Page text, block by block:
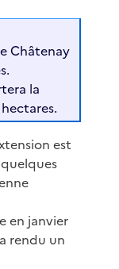
Châtenay
la
est
en janvier
rendu un